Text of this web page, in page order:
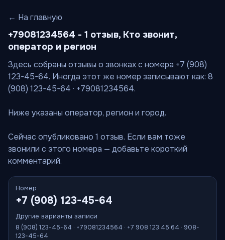
← На главную
+79081234564 - 1 отзыв, Кто звонит,
оператор и регион
Здесь собраны отзывы о звонках с номера +7 (908)
123-45-64. Иногда этот же номер записывают как: 8
(908) 123-45-64 · +79081234564.
Ниже указаны оператор, регион и город.
Сейчас опубликовано 1 отзыв. Если вам тоже
звонили с этого номера — добавьте короткий
комментарий.
Номер
+7 (908) 123-45-64
Другие варианты записи
8 (908) 123-45-64 · +79081234564 · +7 908 123 45 64 · 908-
123-45-64